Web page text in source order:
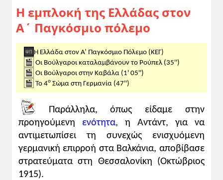
την προ ενός και ημίσεως έτους Ελλάδα να
αμφιβάλλη αν πρόκειται περί ενός και του
αυτού κράτους.
Το Στέμμα εισακούσαν εισηγήσεις κακών
συμβούλων επεδίωξε την εφαρμογήν
προσωπικής πολιτικής διά της οποίας η
Ελλάς απομακρυνθείσα των κατά
παράδοσιν φίλων της, επεζήτησε να
προσεγγίση τους κληρονομικούς εχθρούς
της».
Πηγή: http://www.venizelos-foundation.gr
3. Η εικόνα του Κωνσταντίνου στις χώρες
της Αντάντ
Η εμπλοκή της Ελλάδας στον
Α΄ Παγκόσμιο πόλεμο
Η Ελλάδα στον Α’ Παγκόσμιο Πόλεμο (ΚΕΓ)
Οι Βούλγαροι καταλαμβάνουν το Ρούπελ (35'')
Οι Βούλγαροι στην Καβάλα (1' 05'')
Το 4ο Σώμα στη Γερμανία (47'')
Παράλληλα, όπως είδαμε στην
προηγούμενη ενότητα, η Αντάντ, για να
αντιμετωπίσει τη συνεχώς ενισχυόμενη
γερμανική επιρροή στα Βαλκάνια, αποβίβασε
στρατεύματα στη Θεσσαλονίκη (Οκτώβριος
1915).